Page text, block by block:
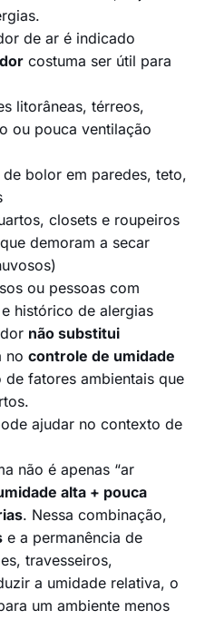
.
de ar é indicado
costuma ser útil para
litorâneas, térreos,
ou pouca ventilação
de bolor em paredes, teto,
closets e roupeiros
demoram a secar
ou pessoas com
e histórico de alergias
não substitui
no controle de umidade
de fatores ambientais que
ajudar no contexto de
não é apenas “ar
alta + pouca
. Nessa combinação,
e a permanência de
travesseiros,
a umidade relativa, o
um ambiente menos